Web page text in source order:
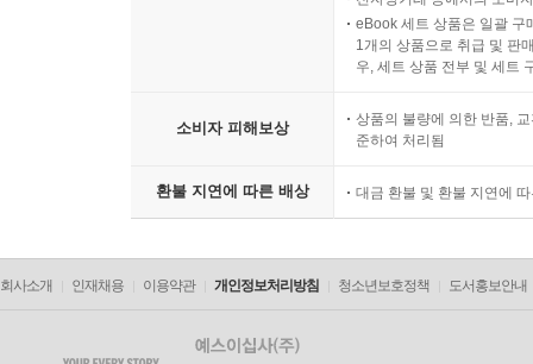
eBook 세트 상품은 일괄 구
1개의 상품으로 취급 및 판
우, 세트 상품 전부 및 세트
소비자 피해보상
상품의 불량에 의한 반품,
준하여 처리됨
환불 지연에 따른 배상 대금 환불 및 환불 지연에
회사소개 인재채용 이용약관 개인정보처리방침 청소년보호정책 도서홍보안내